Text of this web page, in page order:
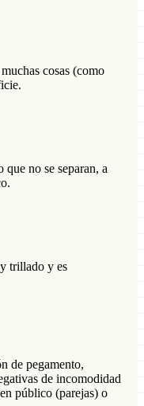
cosas (como
que no se separan, a
trillado y es
de pegamento,
de incomodidad
público (parejas) o